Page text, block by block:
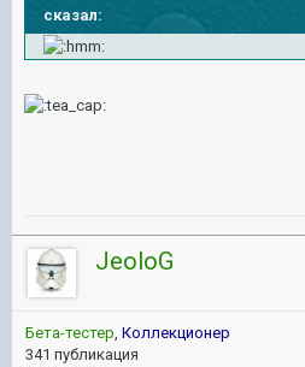
сказал:
JeoloG
Бета-тестер, Коллекционер
341 публикация